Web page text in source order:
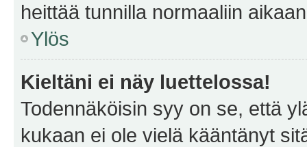
heittää tunnilla normaaliin
Ylös
Kieltäni ei näy luettelossa!
Todennäköisin syy on se, että
kukaan ei ole vielä kääntänyt